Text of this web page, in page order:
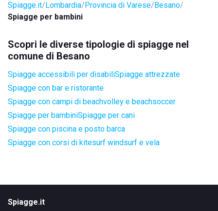
Spiagge.it Lombardia Provincia di Varese Besano
Spiagge per bambini
Scopri le diverse tipologie di spiagge nel
comune di Besano
Spiagge accessibili per disabiliSpiagge attrezzate
Spiagge con bar e ristorante
Spiagge con campi di beachvolley e beachsoccer
Spiagge per bambiniSpiagge per cani
Spiagge con piscina e posto barca
Spiagge con corsi di kitesurf windsurf e vela
Spiagge.it